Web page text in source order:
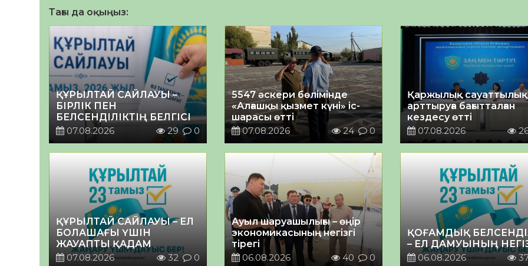
Тағы да оқыңыз:
ҚҰРЫЛТАЙ САЙЛАУЫ –
БІРЛІК ПЕН
БЕЛСЕНДІЛІКТІҢ БЕЛГІСІ
07.08.2026
29 0
5547 әскери бөлімінде
«Алғашқы қызмет күні» іс-
шарасы өтті
07.08.2026
24 0
Қаржылық
арттыруға бағытталған
кездесу өтті
07.08.2026
ҚҰРЫЛТАЙ САЙЛАУЫ – ЕЛ
БОЛАШАҒЫ ҮШІН
ЖАУАПТЫ ҚАДАМ
07.08.2026
32 0
Ауыл шаруашылығы – өңір
экономикасының негізгі
тірегі
06.08.2026
40 0
ҚОҒАМДЫҚ
– ЕЛ ДАМУЫНЫҢ
06.08.2026